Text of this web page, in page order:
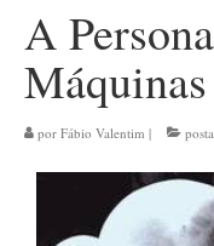
Princípios
Políticas e Termos
Livros
Blog
A
Máquinas
por Fábio Valentim |